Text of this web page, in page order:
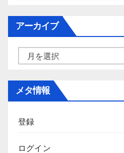
ー
アーカイブ
メタ情報
登録
ログイン